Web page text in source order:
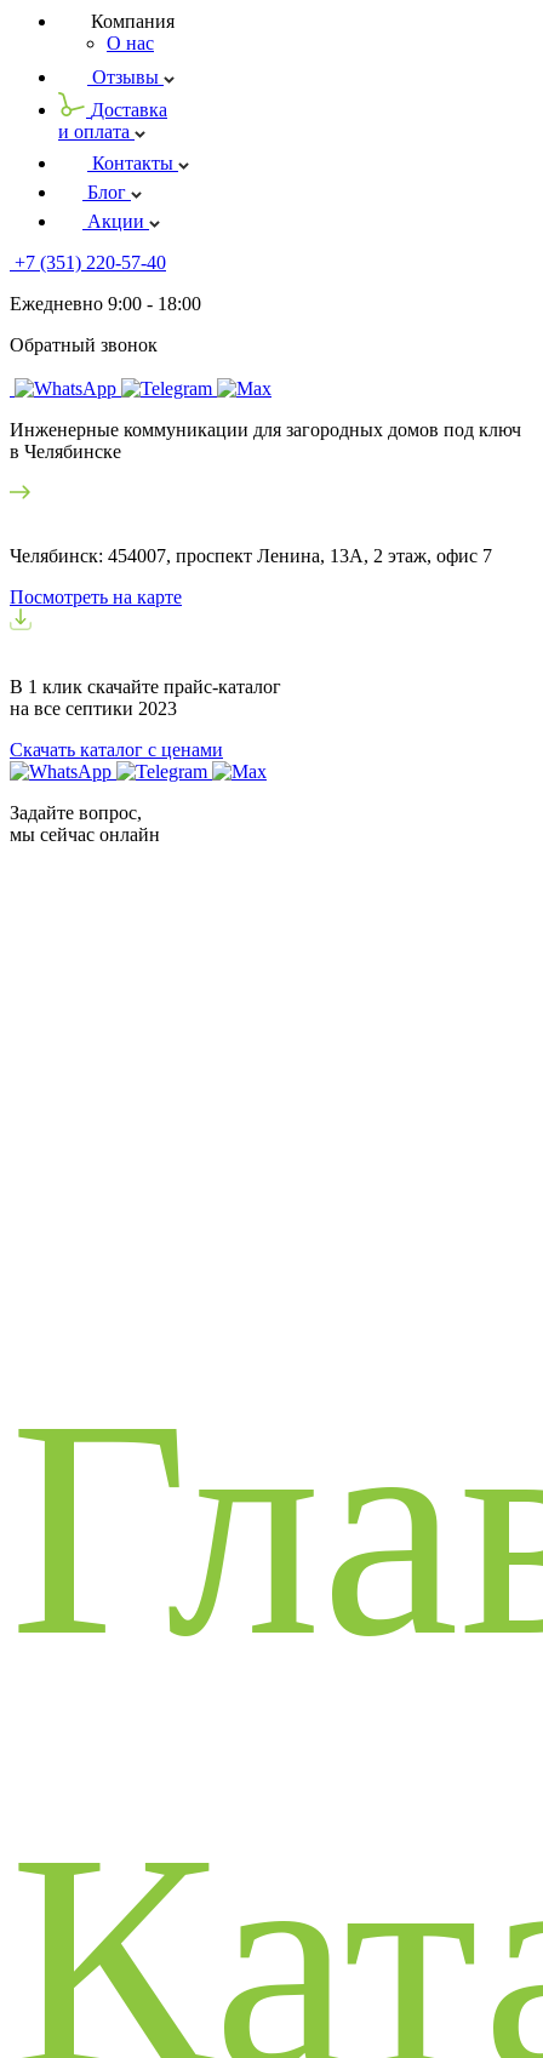
Компания
О нас
Отзывы
Доставка
и оплата
Контакты
Блог
Акции
+7 (351) 220-57-40
Ежедневно 9:00 - 18:00
Обратный звонок
Инженерные коммуникации для загородных домов под ключ
в Челябинске
Челябинск: 454007, проспект Ленина, 13А, 2 этаж, офис 7
Посмотреть на карте
В 1 клик скачайте прайс-каталог
на все септики 2023
Скачать каталог с ценами
Задайте вопрос,
мы сейчас онлайн